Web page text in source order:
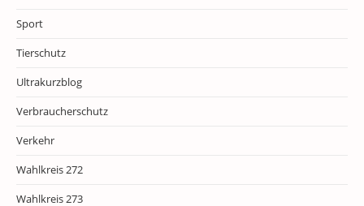
Sport
Tierschutz
Ultrakurzblog
Verbraucherschutz
Verkehr
Wahlkreis 272
Wahlkreis 273